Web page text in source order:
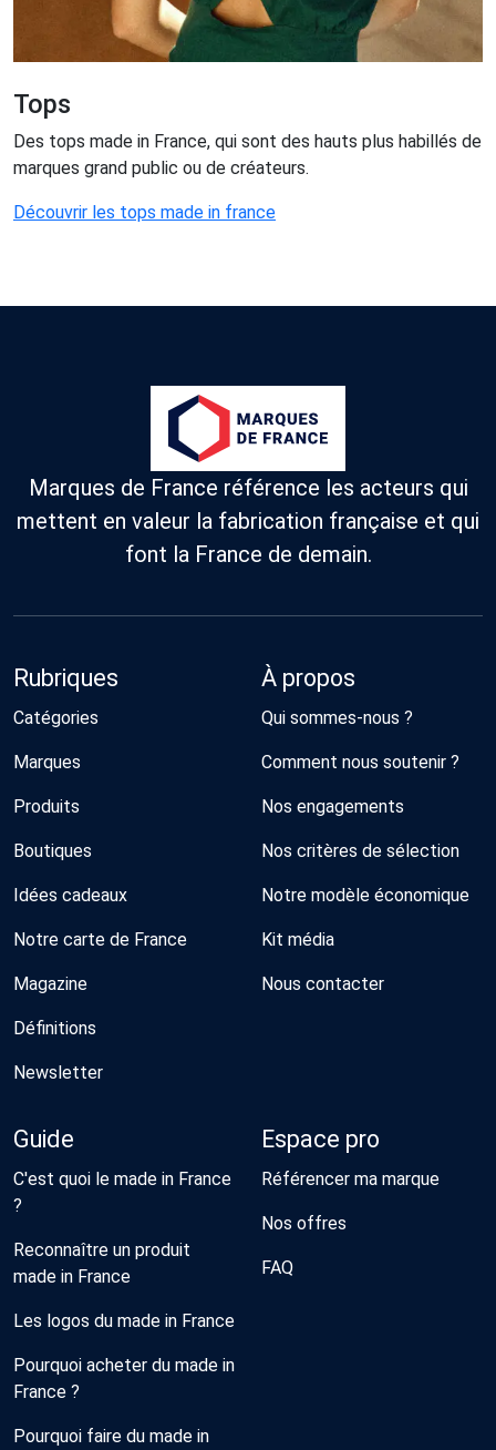
Tops
Des tops made in France, qui sont des hauts plus habillés de
marques grand public ou de créateurs.
Découvrir les tops made in france
Marques de France référence les acteurs qui
mettent en valeur la fabrication française et qui
font la France de demain.
Rubriques
Catégories
Marques
Produits
Boutiques
Idées cadeaux
Notre carte de France
Magazine
Définitions
Newsletter
À propos
Qui sommes-nous ?
Comment nous soutenir ?
Nos engagements
Nos critères de sélection
Notre modèle économique
Kit média
Nous contacter
Guide
C'est quoi le made in France
?
Reconnaître un produit
made in France
Les logos du made in France
Pourquoi acheter du made in
France ?
Pourquoi faire du made in
Espace pro
Référencer ma marque
Nos offres
FAQ